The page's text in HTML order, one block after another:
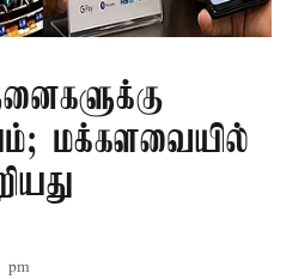
மக்களவையில்
pm